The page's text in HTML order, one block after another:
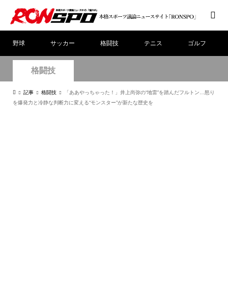
野球 サッカー 格闘技 テニス ゴルフ
格闘技
記事 格闘技
「ああやっちゃった！」井上尚弥の“地雷”を踏んだフルトン…怒り
を爆発力と冷静な判断力に変える“モンスター”が新たな歴史を